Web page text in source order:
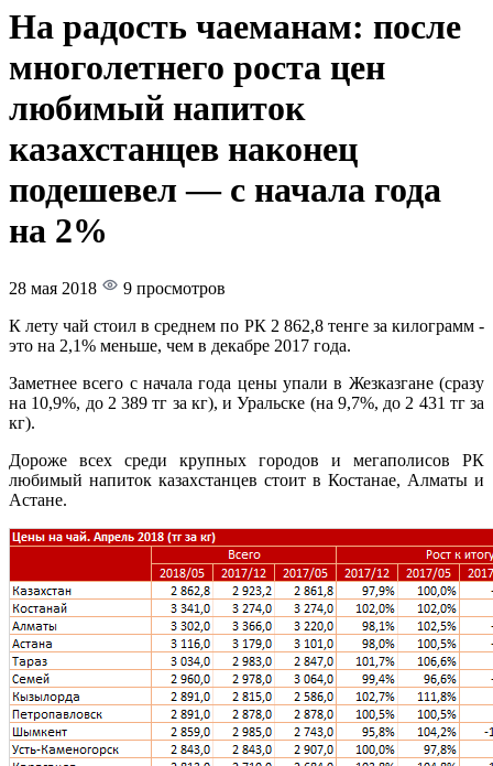
На радость чаеманам: после
многолетнего роста цен
любимый напиток
казахстанцев наконец
подешевел — с начала года
на 2%
28 мая 2018
9 просмотров
К лету чай стоил в среднем по РК 2 862,8 тенге за килограмм -
это на 2,1% меньше, чем в декабре 2017 года.
Заметнее всего с начала года цены упали в Жезказгане (сразу
на 10,9%, до 2 389 тг за кг), и Уральске (на 9,7%, до 2 431 тг за
кг).
Дороже всех среди крупных городов и мегаполисов РК
любимый напиток казахстанцев стоит в Костанае, Алматы и
Астане.